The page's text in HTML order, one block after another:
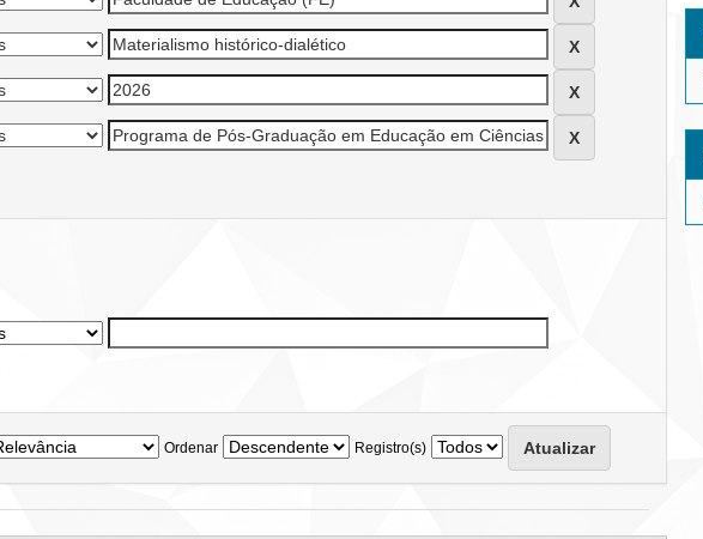
Ordenar Registro(s)